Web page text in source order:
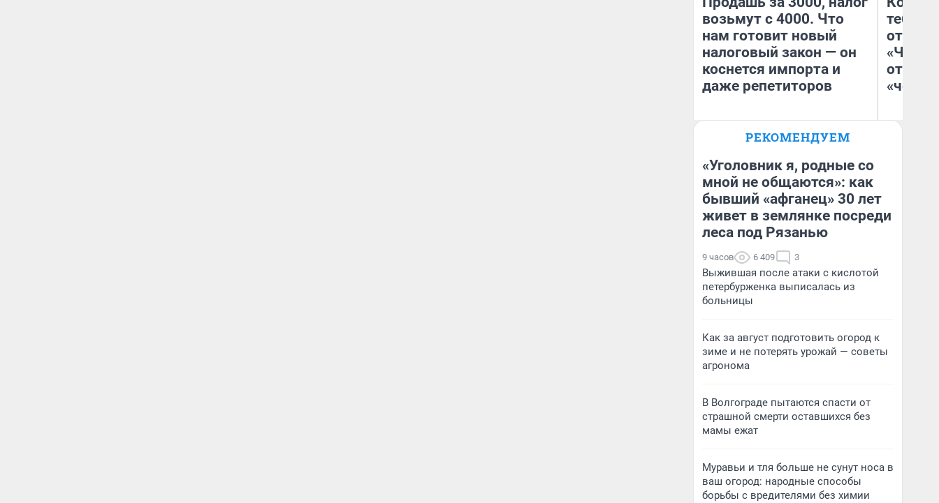
возьмут с 4000. Что
нам готовит новый
налоговый закон — он
коснется импорта и
даже репетиторов
Анастасия Завгородняя
тебя
отзыв
РЕКОМЕНДУЕМ
«Уголовник я, родные со
мной не общаются»: как
бывший «афганец» 30 лет
живет в землянке посреди
леса под Рязанью
9 часов 6 409 3
Выжившая после атаки с кислотой
петербурженка выписалась из
больницы
Как за август подготовить огород к
зиме и не потерять урожай — советы
агронома
В Волгограде пытаются спасти от
страшной смерти оставшихся без
мамы ежат
Муравьи и тля больше не сунут носа в
ваш огород: народные способы
борьбы с вредителями без химии